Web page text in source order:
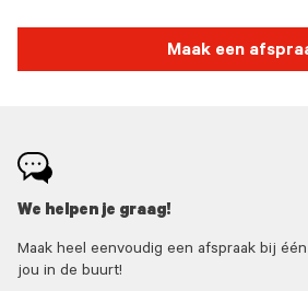
Maak een
We helpen je graag!
Maak heel eenvoudig een afspraak bij
jou in de buurt!